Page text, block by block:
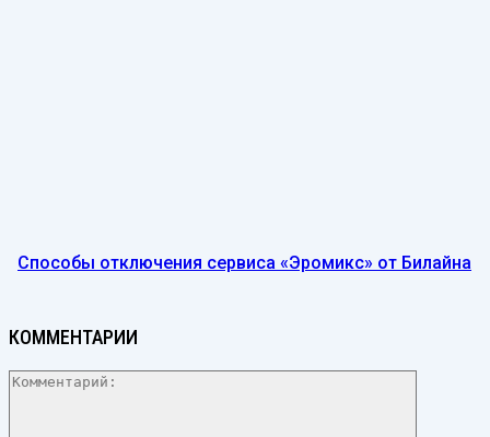
Способы отключения сервиса «Эромикс» от Билайна
КОММЕНТАРИИ